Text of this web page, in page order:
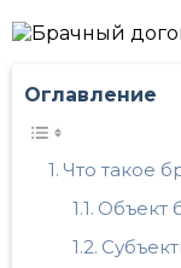
Оглавление
Что такое
Объект